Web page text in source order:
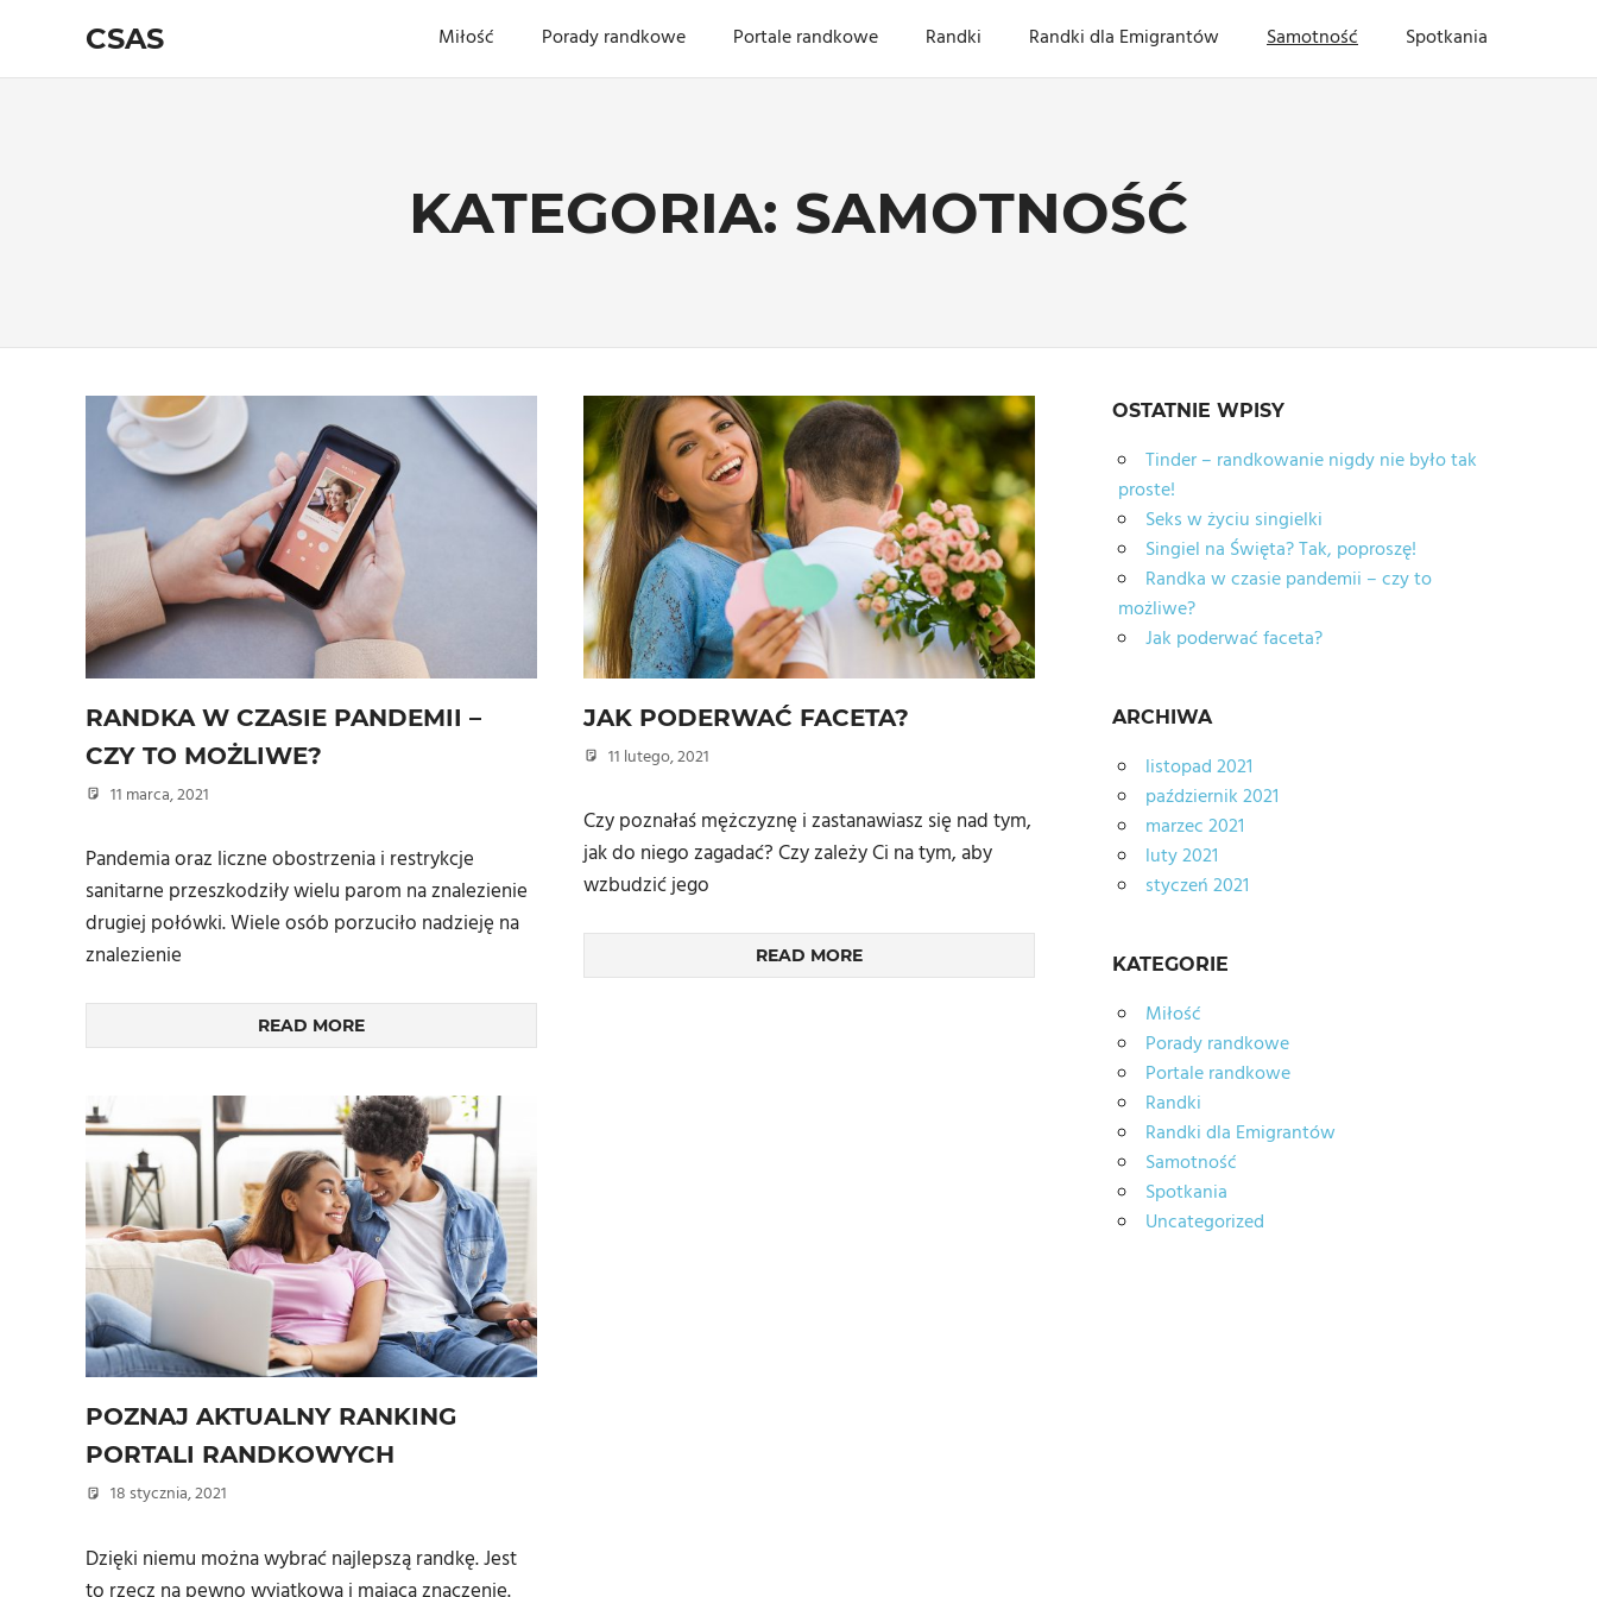
content
CSAS Miłość Porady randkowe Portale randkowe Randki Randki dla Emigrantów Samotność Spotkania
KATEGORIA: SAMOTNOŚĆ
RANDKA W CZASIE PANDEMII –
CZY TO MOŻLIWE?
11 marca, 2021
Pandemia oraz liczne obostrzenia i restrykcje
sanitarne przeszkodziły wielu parom na znalezienie
drugiej połówki. Wiele osób porzuciło nadzieję na
znalezienie
READ MORE
JAK PODERWAĆ FACETA?
11 lutego, 2021
Czy poznałaś mężczyznę i zastanawiasz się nad tym,
jak do niego zagadać? Czy zależy Ci na tym, aby
wzbudzić jego
READ MORE
POZNAJ AKTUALNY RANKING
PORTALI RANDKOWYCH
18 stycznia, 2021
Dzięki niemu można wybrać najlepszą randkę. Jest
OSTATNIE WPISY
Tinder – randkowanie nigdy nie było tak
proste!
Seks w życiu singielki
Singiel na Święta? Tak, poproszę!
Randka w czasie pandemii – czy to
możliwe?
Jak poderwać faceta?
ARCHIWA
listopad 2021
październik 2021
marzec 2021
luty 2021
styczeń 2021
KATEGORIE
Miłość
Porady randkowe
Portale randkowe
Randki
Randki dla Emigrantów
Samotność
Spotkania
Uncategorized